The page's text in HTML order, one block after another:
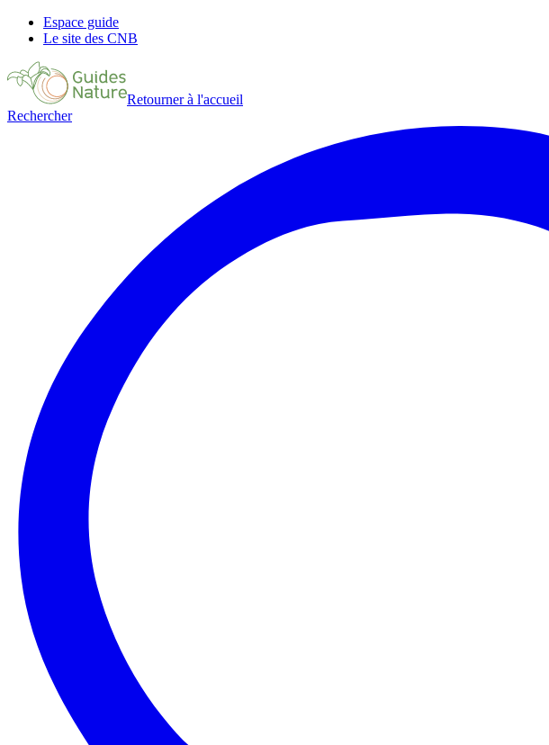
Espace guide
Le site des CNB
Retourner à l'accueil
Rechercher